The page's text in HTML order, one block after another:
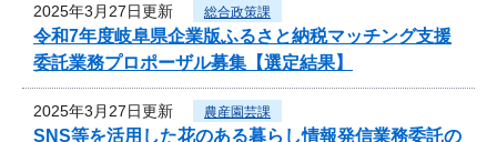
2025年3月27日更新 総合政策課
令和7年度岐阜県企業版ふるさと納税マッチング支援
委託業務プロポーザル募集【選定結果】
2025年3月27日更新 農産園芸課
SNS等を活用した花のある暮らし情報発信業務委託の